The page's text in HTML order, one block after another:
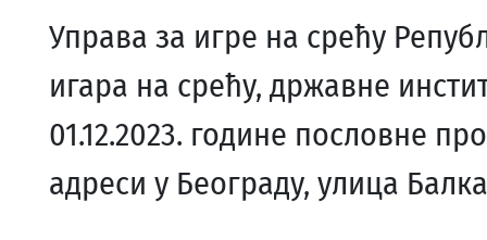
Управа за игре на срећу
игара на срећу, државне
01.12.2023. године пословне
адреси у Београду, улица